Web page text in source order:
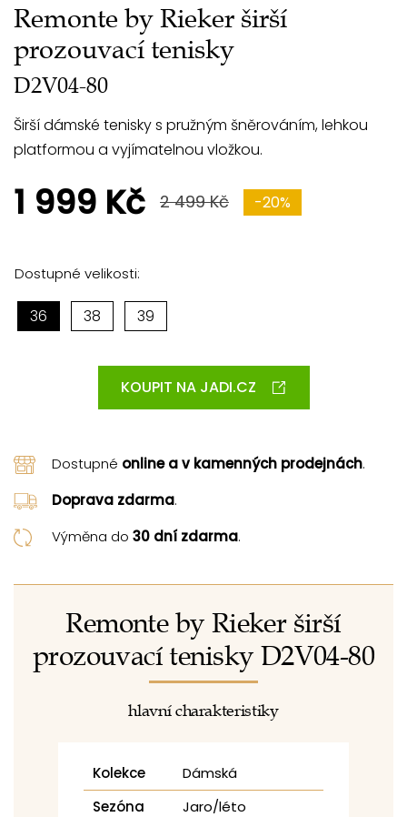
Remonte by Rieker širší
prozouvací tenisky
D2V04-80
Širší dámské tenisky s pružným šněrováním, lehkou
platformou a vyjímatelnou vložkou.
1 999 Kč 2 499 Kč -20%
Dostupné velikosti:
36 38 39
KOUPIT NA JADI.CZ
Dostupné online a v kamenných prodejnách.
Doprava zdarma.
Výměna do 30 dní zdarma.
Remonte by Rieker širší
prozouvací tenisky D2V04-80
hlavní charakteristiky
Kolekce
Dámská
Sezóna
Jaro/léto